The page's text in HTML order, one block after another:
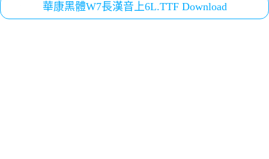
華康黑體W7長漢音上6L.TTF Download